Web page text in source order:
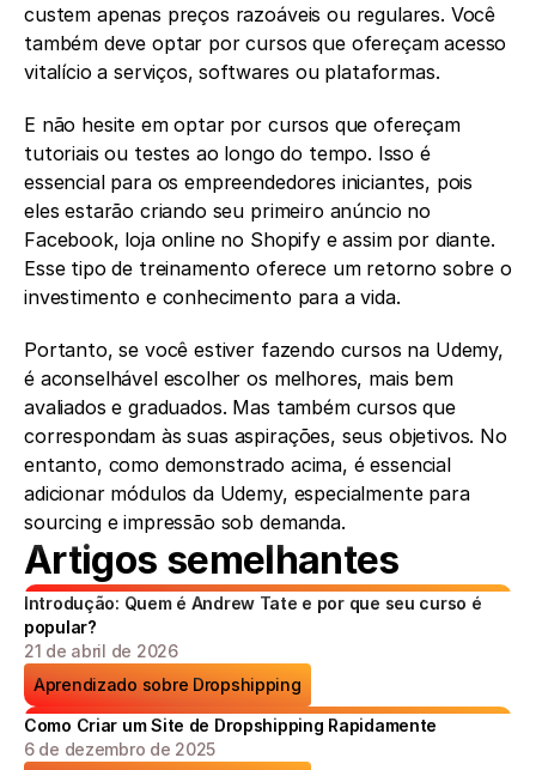
custem apenas preços razoáveis ou regulares. Você
também deve optar por cursos que ofereçam acesso
vitalício a serviços, softwares ou plataformas.
E não hesite em optar por cursos que ofereçam
tutoriais ou testes ao longo do tempo. Isso é
essencial para os empreendedores iniciantes, pois
eles estarão criando seu primeiro anúncio no
Facebook, loja online no Shopify e assim por diante.
Esse tipo de treinamento oferece um retorno sobre o
investimento e conhecimento para a vida.
Portanto, se você estiver fazendo cursos na Udemy,
é aconselhável escolher os melhores, mais bem
avaliados e graduados. Mas também cursos que
correspondam às suas aspirações, seus objetivos. No
entanto, como demonstrado acima, é essencial
adicionar módulos da Udemy, especialmente para
sourcing e impressão sob demanda.
Artigos semelhantes
Introdução: Quem é Andrew Tate e por que seu curso é
popular?
21 de abril de 2026
Aprendizado sobre Dropshipping
Como Criar um Site de Dropshipping Rapidamente
6 de dezembro de 2025